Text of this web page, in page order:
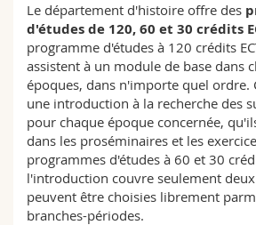
Recherche
Université
Formation continue
Droit
Sciences économiques et
Lettres et sciences humaines
Sciences de l'éducation et de la
Futurs étudiants
Etudiants
Médias
Chercheurs
Ressources
Annuaire du personnel
Plan d'accès
Bibliothèques
Le département d'histoire offre des
d'études de 120, 60 et 30 crédits
programme d'études à 120 crédits
assistent à un module de base dans
époques, dans n'importe quel ordre.
une introduction à la recherche des
pour chaque époque concernée,
dans les proséminaires et les
programmes d'études à 60 et 30
l'introduction couvre seulement
peuvent être choisies librement
branches-périodes.